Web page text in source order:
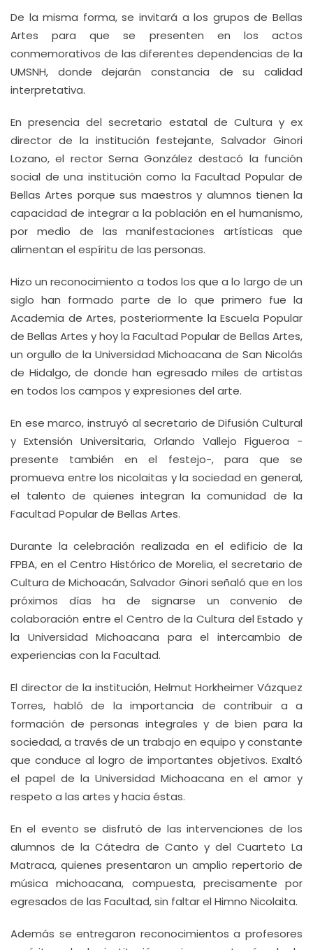
De la misma forma, se invitará a los grupos de Bellas
Artes para que se presenten en los actos
conmemorativos de las diferentes dependencias de la
UMSNH, donde dejarán constancia de su calidad
interpretativa.
En presencia del secretario estatal de Cultura y ex
director de la institución festejante, Salvador Ginori
Lozano, el rector Serna González destacó la función
social de una institución como la Facultad Popular de
Bellas Artes porque sus maestros y alumnos tienen la
capacidad de integrar a la población en el humanismo,
por medio de las manifestaciones artísticas que
alimentan el espíritu de las personas.
Hizo un reconocimiento a todos los que a lo largo de un
siglo han formado parte de lo que primero fue la
Academia de Artes, posteriormente la Escuela Popular
de Bellas Artes y hoy la Facultad Popular de Bellas Artes,
un orgullo de la Universidad Michoacana de San Nicolás
de Hidalgo, de donde han egresado miles de artistas
en todos los campos y expresiones del arte.
En ese marco, instruyó al secretario de Difusión Cultural
y Extensión Universitaria, Orlando Vallejo Figueroa -
presente también en el festejo-, para que se
promueva entre los nicolaitas y la sociedad en general,
el talento de quienes integran la comunidad de la
Facultad Popular de Bellas Artes.
Durante la celebración realizada en el edificio de la
FPBA, en el Centro Histórico de Morelia, el secretario de
Cultura de Michoacán, Salvador Ginori señaló que en los
próximos días ha de signarse un convenio de
colaboración entre el Centro de la Cultura del Estado y
la Universidad Michoacana para el intercambio de
experiencias con la Facultad.
El director de la institución, Helmut Horkheimer Vázquez
Torres, habló de la importancia de contribuir a a
formación de personas integrales y de bien para la
sociedad, a través de un trabajo en equipo y constante
que conduce al logro de importantes objetivos. Exaltó
el papel de la Universidad Michoacana en el amor y
respeto a las artes y hacia éstas.
En el evento se disfrutó de las intervenciones de los
alumnos de la Cátedra de Canto y del Cuarteto La
Matraca, quienes presentaron un amplio repertorio de
música michoacana, compuesta, precisamente por
egresados de las Facultad, sin faltar el Himno Nicolaita.
Además se entregaron reconocimientos a profesores